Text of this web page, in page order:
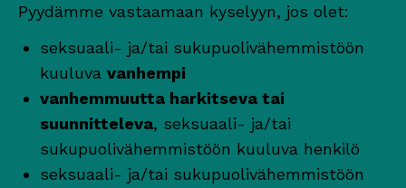
Pyydämme vastaamaan kyselyyn, jos olet:
seksuaali- ja/tai sukupuolivähemmistöön
kuuluva vanhempi
vanhemmuutta harkitseva tai
suunnitteleva, seksuaali- ja/tai
sukupuolivähemmistöön kuuluva henkilö
seksuaali- ja/tai sukupuolivähemmistöön